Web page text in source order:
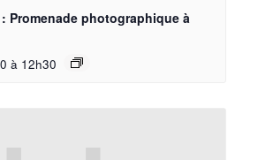
Promenade photographique à
à 12h30